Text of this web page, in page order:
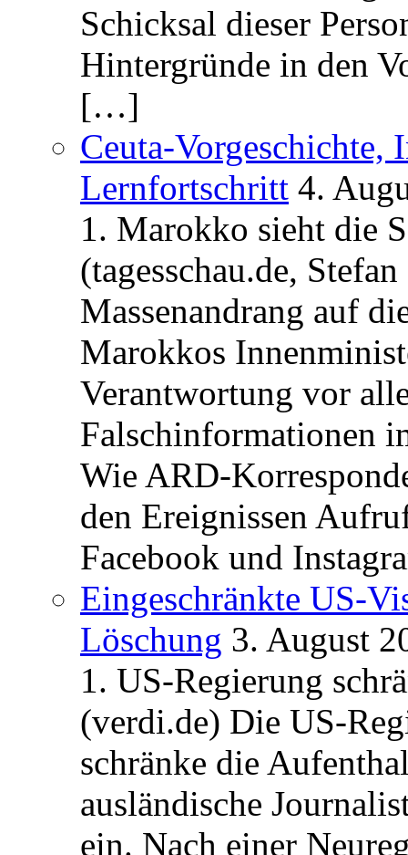
Schicksal dieser
Hintergründe in den
[…]
Ceuta-Vorgeschichte,
Lernfortschritt 4.
1. Marokko sieht die
(tagesschau.de,
Massenandrang auf
Marokkos
Verantwortung vor
Falschinformationen
Wie ARD-
den Ereignissen
Facebook und
Eingeschränkte US-
Löschung 3. August
1. US-Regierung
(verdi.de) Die US-
schränke die
ausländische
ein. Nach einer